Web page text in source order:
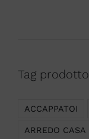
Tag prodotto
ACCAPPATOI
ARREDO CASA